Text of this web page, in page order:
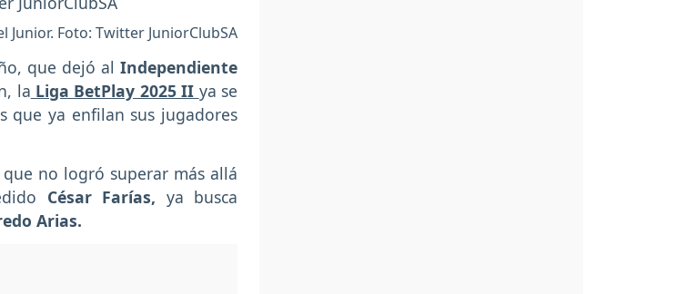
Junior. Foto: Twitter JuniorClubSA
que dejó al Independiente
la Liga BetPlay 2025 II ya se
que ya enfilan sus jugadores
no logró superar más allá
César Farías, ya busca
Arias.